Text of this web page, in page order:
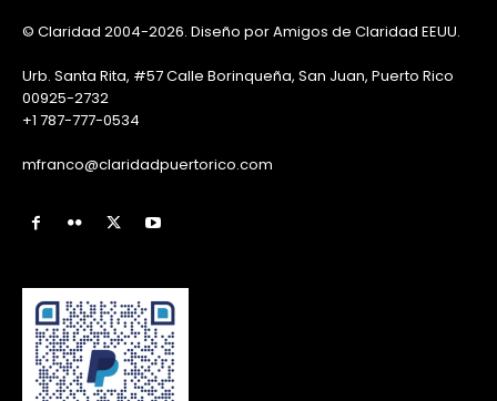
© Claridad 2004-2026. Diseño por Amigos de Claridad EEUU.
Urb. Santa Rita, #57 Calle Borinqueña, San Juan, Puerto Rico
00925-2732
+1 787-777-0534
mfranco@claridadpuertorico.com